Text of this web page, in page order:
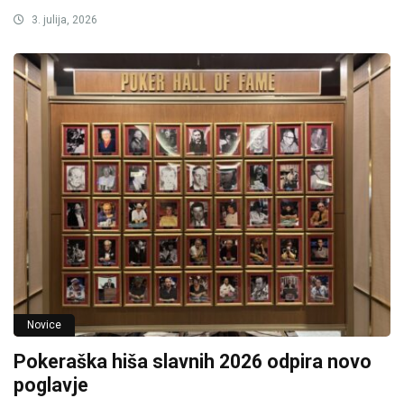
3. julija, 2026
Novice
Pokeraška hiša slavnih 2026 odpira novo
poglavje